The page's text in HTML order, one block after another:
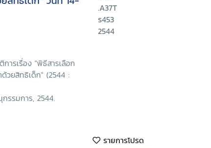
ารเรื่อง "พิธีสารเลือก
วยสิทธิเด็ก" (2544 :
รรมการ, 2544.
.A37T
ร453
2544
รายการโปรด